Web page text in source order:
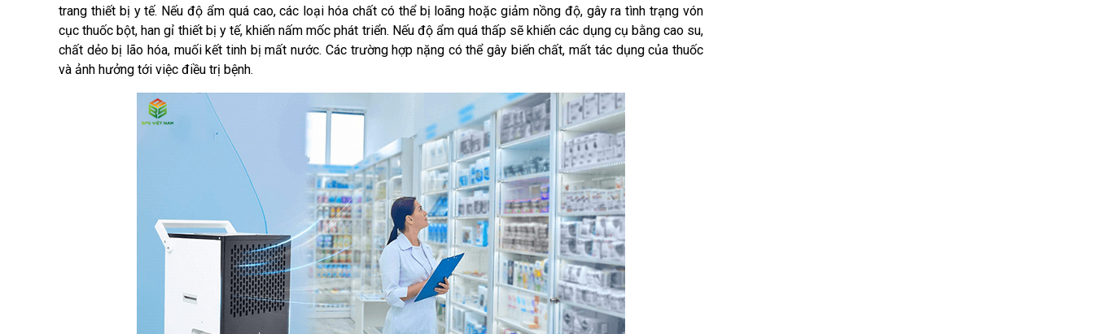
trang thiết bị y tế. Nếu độ ẩm quá cao, các loại hóa chất có thể bị loãng hoặc giảm nồng độ, gây ra tình trạng vón
cục thuốc bột, han gỉ thiết bị y tế, khiến nấm mốc phát triển. Nếu độ ẩm quá thấp sẽ khiến các dụng cụ bằng cao su,
chất dẻo bị lão hóa, muối kết tinh bị mất nước. Các trường hợp nặng có thể gây biến chất, mất tác dụng của thuốc
và ảnh hưởng tới việc điều trị bệnh.